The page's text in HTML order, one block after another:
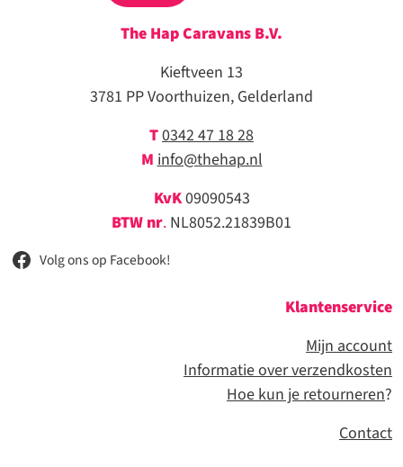
The Hap Caravans B.V.
Kieftveen 13
3781 PP Voorthuizen, Gelderland
T0342 47 18 28
M info@thehap.nl
KvK09090543
BTW nr. NL8052.21839B01
Volg ons op Facebook!
Klantenservice
Mijn account
Informatie over verzendkosten
Hoe kun je retourneren?
Contact